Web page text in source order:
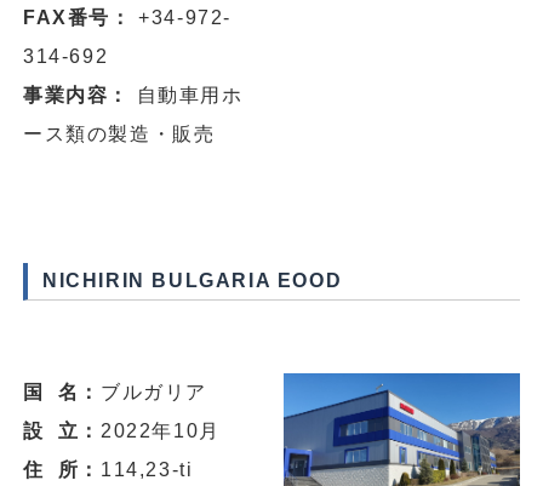
FAX番号：
+34-972-
314-692
事業内容：
自動車用ホ
ース類の製造・販売
NICHIRIN BULGARIA EOOD
国 名： ブルガリア
設 立： 2022年10月
住 所： 114,23-ti